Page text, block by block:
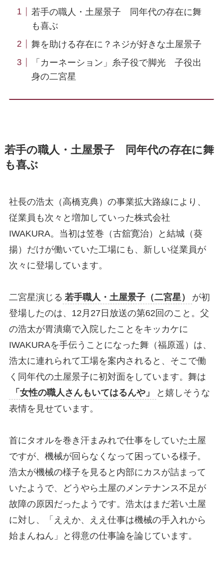
若手の職人・土屋景子 同年代の存在に舞
も喜ぶ
舞を助ける存在に？ネジが好きな土屋景子
「カーネーション」糸子役で脚光 子役出
身の二宮星
若手の職人・土屋景子 同年代の存在に舞
も喜ぶ
社長の浩太（高橋克典）の事業拡大路線により、
従業員も次々と増加していった株式会社
IWAKURA。当初は笠巻（古舘寛治）と結城（葵
揚）だけが働いていた工場にも、新しい従業員が
次々に登場しています。
二宮星演じる 若手職人・土屋景子（二宮星）
が初
登場したのは、12月27日放送の第62回のこと。父
の浩太が胃潰瘍で入院したことをキッカケに
IWAKURAを手伝うことになった舞（福原遥）は、
浩太に連れられて工場を案内されると、そこで働
く同年代の土屋景子に初対面をしています。舞は
「女性の職人さんもいてはるんや」
と嬉しそうな
表情を見せています。
首にタオルを巻き汗まみれで仕事をしていた土屋
ですが、機械が回らなくなって困っている様子。
浩太が機械の様子を見ると内部にカスが詰まって
いたようで、どうやら土屋のメンテナンス不足が
故障の原因だったようです。浩太はまだ若い土屋
に対し、「ええか、ええ仕事は機械の手入れから
始まんねん」と得意の仕事論を論じています。